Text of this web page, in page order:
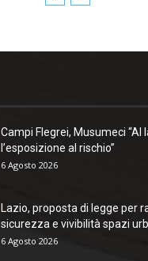
Campi Flegrei, Musumeci “Al
l’esposizione al rischio”
6 Agosto 2026
Lazio, proposta di legge per
sicurezza e vivibilità spazi
6 Agosto 2026